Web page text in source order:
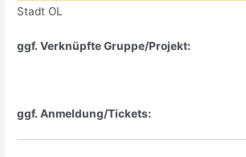
Stadt OL
ggf. Verknüpfte Gruppe/Projekt:
ggf. Anmeldung/Tickets: